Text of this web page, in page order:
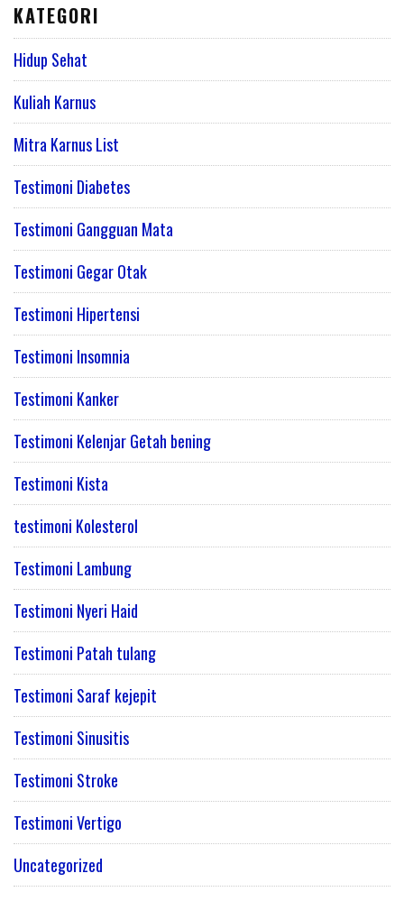
KATEGORI
Hidup Sehat
Kuliah Karnus
Mitra Karnus List
Testimoni Diabetes
Testimoni Gangguan Mata
Testimoni Gegar Otak
Testimoni Hipertensi
Testimoni Insomnia
Testimoni Kanker
Testimoni Kelenjar Getah bening
Testimoni Kista
testimoni Kolesterol
Testimoni Lambung
Testimoni Nyeri Haid
Testimoni Patah tulang
Testimoni Saraf kejepit
Testimoni Sinusitis
Testimoni Stroke
Testimoni Vertigo
Uncategorized